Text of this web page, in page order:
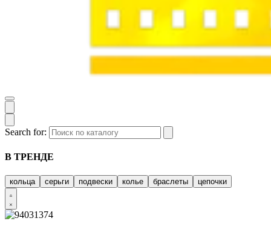
Search for:
В ТРЕНДЕ
кольца серьги подвески колье браслеты цепочки